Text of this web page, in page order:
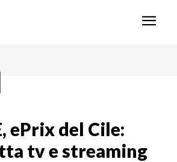
ePrix del Cile:
tv e streaming